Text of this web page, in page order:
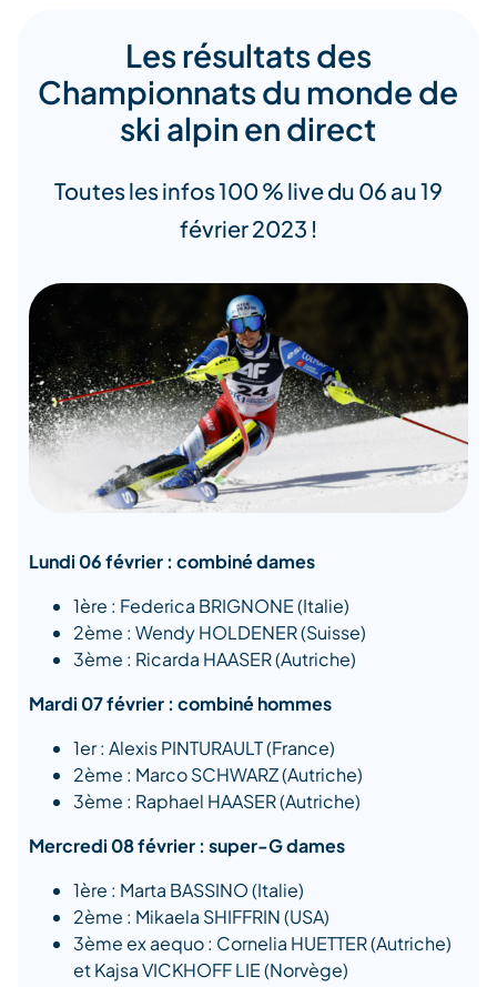
Les résultats des
Championnats du monde de
ski alpin en direct
Toutes les infos 100 % live du 06 au 19
février 2023 !
Lundi 06 février : combiné dames
1ère : Federica BRIGNONE (Italie)
2ème : Wendy HOLDENER (Suisse)
3ème : Ricarda HAASER (Autriche)
Mardi 07 février : combiné hommes
1er : Alexis PINTURAULT (France)
2ème : Marco SCHWARZ (Autriche)
3ème : Raphael HAASER (Autriche)
Mercredi 08 février : super-G dames
1ère : Marta BASSINO (Italie)
2ème : Mikaela SHIFFRIN (USA)
3ème ex aequo : Cornelia HUETTER (Autriche)
et Kajsa VICKHOFF LIE (Norvège)